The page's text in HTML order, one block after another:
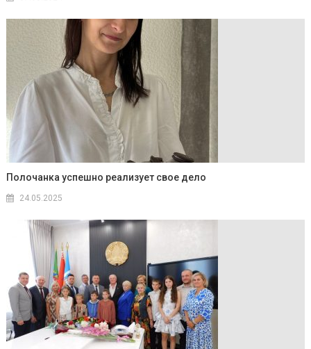
Полочанка успешно реализует свое дело
24.05.2025